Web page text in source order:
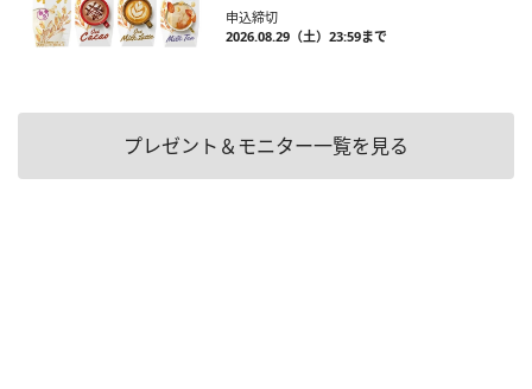
申込締切
2026.08.29（土）23:59まで
プレゼント＆モニター一覧を見る